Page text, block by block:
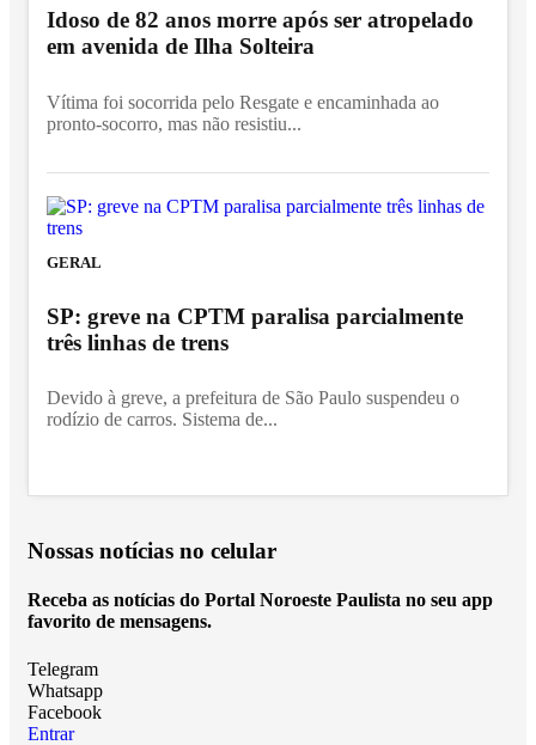
Idoso de 82 anos morre após ser atropelado
em avenida de Ilha Solteira
Vítima foi socorrida pelo Resgate e encaminhada ao
pronto-socorro, mas não resistiu...
GERAL
SP: greve na CPTM paralisa parcialmente
três linhas de trens
Devido à greve, a prefeitura de São Paulo suspendeu o
rodízio de carros. Sistema de...
Nossas notícias no celular
Receba as notícias do Portal Noroeste Paulista no seu app
favorito de mensagens.
Telegram
Whatsapp
Facebook
Entrar